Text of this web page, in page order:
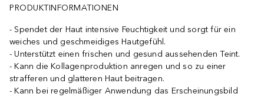
PRODUKTINFORMATIONEN
Spendet der Haut intensive Feuchtigkeit und sorgt für ein
weiches und geschmeidiges Hautgefühl.
Unterstützt einen frischen und gesund aussehenden Teint.
Kann die Kollagenproduktion anregen und so zu einer
strafferen und glatteren Haut beitragen.
Kann bei regelmäßiger Anwendung das Erscheinungsbild